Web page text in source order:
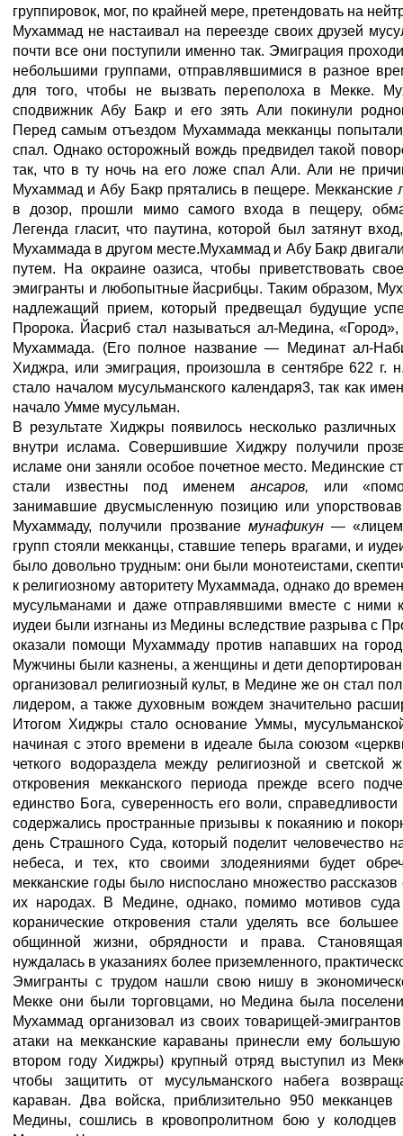
группировок, мог, по крайней мере, претендовать на
Мухаммад не настаивал на переезде своих друзей
почти все они поступили именно так. Эмиграция
небольшими группами, отправлявшимися в разное
для того, чтобы не вызвать переполоха в Мекке.
сподвижник Абу Бакр и его зять Али покинули
Перед самым отъездом Мухаммада мекканцы
спал. Однако осторожный вождь предвидел такой
так, что в ту ночь на его ложе спал Али. Али не
Мухаммад и Абу Бакр прятались в пещере. Мекканские
в дозор, прошли мимо самого входа в пещеру,
Легенда гласит, что паутина, которой был затянут
Мухаммада в другом месте.Мухаммад и Абу Бакр
путем. На окраине оазиса, чтобы приветствовать
эмигранты и любопытные йасрибцы. Таким образом,
надлежащий прием, который предвещал будущие
Пророка. Йасриб стал называться ал-Медина, «Город»,
Мухаммада. (Его полное название — Мединат ал-
Хиджра, или эмиграция, произошла в сентябре 622 г.
стало началом мусульманского календаря3, так как
начало Умме мусульман.
В результате Хиджры появилось несколько различных
внутри ислама. Совершившие Хиджру получили
исламе они заняли особое почетное место. Мединские
стали известны под именем ансаров, или
занимавшие двусмысленную позицию или
Мухаммаду, получили прозвание мунафикун —
групп стояли мекканцы, ставшие теперь врагами, и
было довольно трудным: они были монотеистами,
к религиозному авторитету Мухаммада, однако до
мусульманами и даже отправлявшими вместе с ними
иудеи были изгнаны из Медины вследствие разрыва с
оказали помощи Мухаммаду против напавших на город
Мужчины были казнены, а женщины и дети
организовал религиозный культ, в Медине же он стал
лидером, а также духовным вождем значительно
Итогом Хиджры стало основание Уммы,
начиная с этого времени в идеале была союзом
четкого водораздела между религиозной и светской
откровения мекканского периода прежде всего
единство Бога, суверенность его воли,
содержались пространные призывы к покаянию и
день Страшного Суда, который поделит человечество
небеса, и тех, кто своими злодеяниями будет
мекканские годы было ниспослано множество
их народах. В Медине, однако, помимо мотивов суда
коранические откровения стали уделять все
общинной жизни, обрядности и права.
нуждалась в указаниях более приземленного,
Эмигранты с трудом нашли свою нишу в
Мекке они были торговцами, но Медина была
Мухаммад организовал из своих товарищей-
атаки на мекканские караваны принесли ему
втором году Хиджры) крупный отряд выступил из
чтобы защитить от мусульманского набега
караван. Два войска, приблизительно 950
Медины, сошлись в кровопролитном бою у колодцев